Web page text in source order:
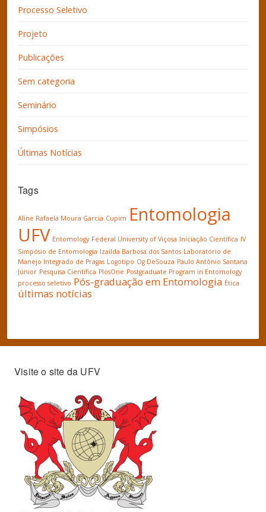
Processo Seletivo
Projeto
Publicações
Sem categoria
Seminário
Simpósios
Últimas Notícias
Tags
Aline Rafaela Moura Garcia Cupim Entomologia
UFV Entomology Federal University of Viçosa Iniciação Científica IV
Simpósio de Entomologia Izailda Barbosa dos Santos Laboratório de
Manejo Integrado de Pragas Logotipo Og DeSouza Paulo Antônio Santana
Júnior Pesquisa Científica PlosOne Postgraduate Program in Entomology
processo seletivo Pós-graduação em Entomologia Ética
últimas notícias
Visite o site da UFV